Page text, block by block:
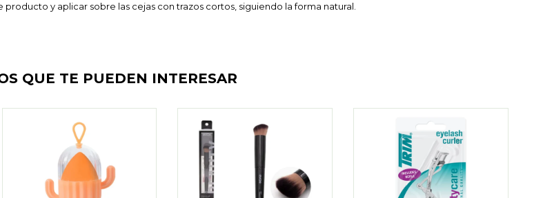
y aplicar sobre las cejas con trazos cortos, siguiendo la forma natural.
QUE TE PUEDEN INTERESAR